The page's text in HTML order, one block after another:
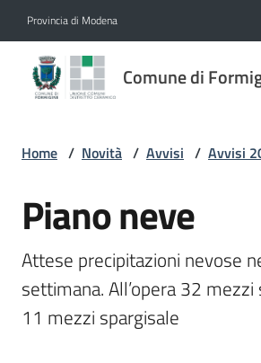
Provincia di Modena
Comune di
Comune
di
Menu selezionato
Servizi
Home / Novità / Avvisi / Avvisi
Salta al contenuto
Piano neve
Attese precipitazioni nevose
settimana. All’opera 32
11 mezzi spargisale